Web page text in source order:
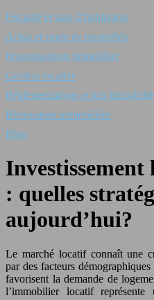
Fiscalité et taxe d’habitation
Achat et vente de propriétés
Investissement immobilier
Gestion locative
Réglementations et lois
Rénovation immobilière
Blog
: quelles
aujourd’hui?
Le marché locatif connaît une
par des facteurs
favorisent la demande de
l’immobilier locatif